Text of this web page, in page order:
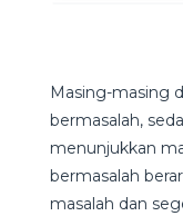
Masing-masing
bermasalah,
menunjukkan
bermasalah
masalah dan